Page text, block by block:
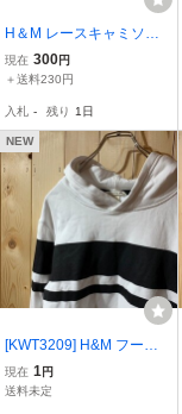
H＆M レースキャミソー
ル Mサイズ
現在 300円
＋送料230円
入札 - 残り 1日
NEW
[KWT3209] H&M フード
付きパーカー レディース
ホワイト 60
現在 1 円
送料未定